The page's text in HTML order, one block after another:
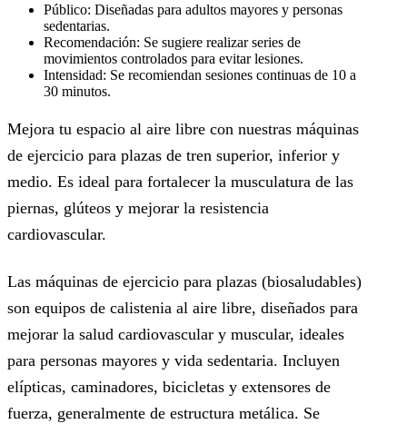
Público: Diseñadas para adultos mayores y personas
sedentarias.
Recomendación: Se sugiere realizar series de
movimientos controlados para evitar lesiones.
Intensidad: Se recomiendan sesiones continuas de 10 a
30 minutos.
Mejora tu espacio al aire libre con nuestras máquinas
de ejercicio para plazas de tren superior, inferior y
medio. Es ideal para fortalecer la musculatura de las
piernas, glúteos y mejorar la resistencia
cardiovascular.
Las máquinas de ejercicio para plazas (biosaludables)
son equipos de calistenia al aire libre, diseñados para
mejorar la salud cardiovascular y muscular, ideales
para personas mayores y vida sedentaria. Incluyen
elípticas, caminadores, bicicletas y extensores de
fuerza, generalmente de estructura metálica. Se